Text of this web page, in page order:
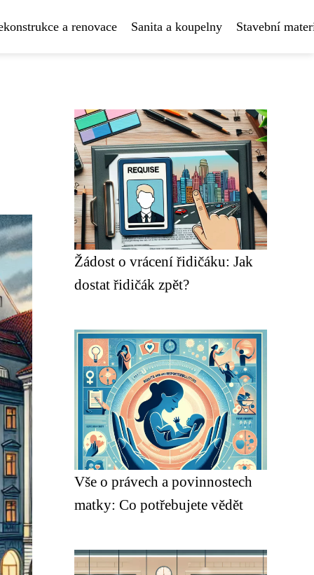
a renovace Sanita a koupelny Stavební
Žádost o vrácení řidičáku: Jak
dostat řidičák zpět?
Vše o právech a povinnostech
matky: Co potřebujete vědět